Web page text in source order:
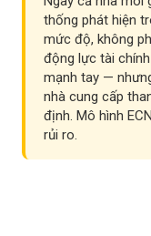
thống phát hiện
mức độ, không
động lực tài
mạnh tay —
nhà cung cấp
định. Mô hình
rủi ro.